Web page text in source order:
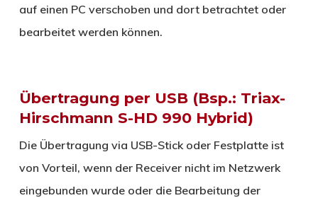
auf einen PC verschoben und dort betrachtet oder
bearbeitet werden können.
Übertragung per USB (Bsp.: Triax-
Hirschmann S-HD 990 Hybrid)
Die Übertragung via USB-Stick oder Festplatte ist
von Vorteil, wenn der Receiver nicht im Netzwerk
eingebunden wurde oder die Bearbeitung der